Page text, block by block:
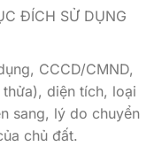
ĐÍCH SỬ DỤNG
CCCD/CMND,
diện tích, loại
sang, lý do chuyển
chủ đất.